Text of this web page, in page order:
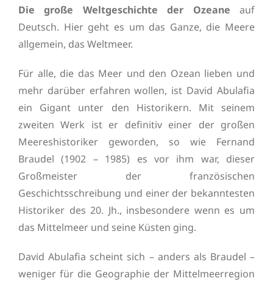
Die große Weltgeschichte der Ozeane auf
Deutsch. Hier geht es um das Ganze, die Meere
allgemein, das Weltmeer.
Für alle, die das Meer und den Ozean lieben und
mehr darüber erfahren wollen, ist David Abulafia
ein Gigant unter den Historikern. Mit seinem
zweiten Werk ist er definitiv einer der großen
Meereshistoriker geworden, so wie Fernand
Braudel (1902 – 1985) es vor ihm war, dieser
Großmeister der französischen
Geschichtsschreibung und einer der bekanntesten
Historiker des 20. Jh., insbesondere wenn es um
das Mittelmeer und seine Küsten ging.
David Abulafia scheint sich – anders als Braudel –
weniger für die Geographie der Mittelmeerregion